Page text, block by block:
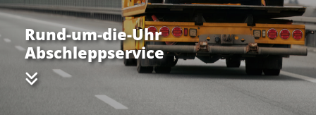
Rund-um-die-Uhr
Abschleppservice
